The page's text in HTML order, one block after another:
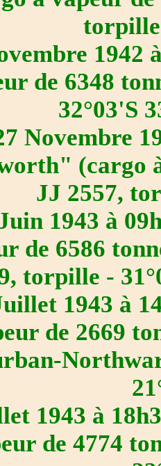
torpille
1942
de 6348
32°03'S
Novembre
(cargo
JJ 2557,
1943 à
de 6586
torpille -
1943 à
de 2669
1943 à
de 4774